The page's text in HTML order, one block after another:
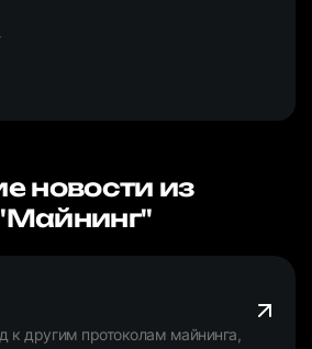
новости из
к другим протоколам майнинга,